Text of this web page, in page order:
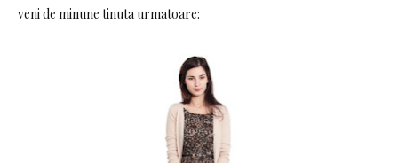
veni de minune tinuta urmatoare: